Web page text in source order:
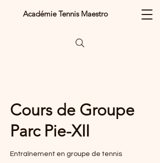
Académie Tennis Maestro
Cours de Groupe
Parc Pie-XII
Entraînement en groupe de tennis